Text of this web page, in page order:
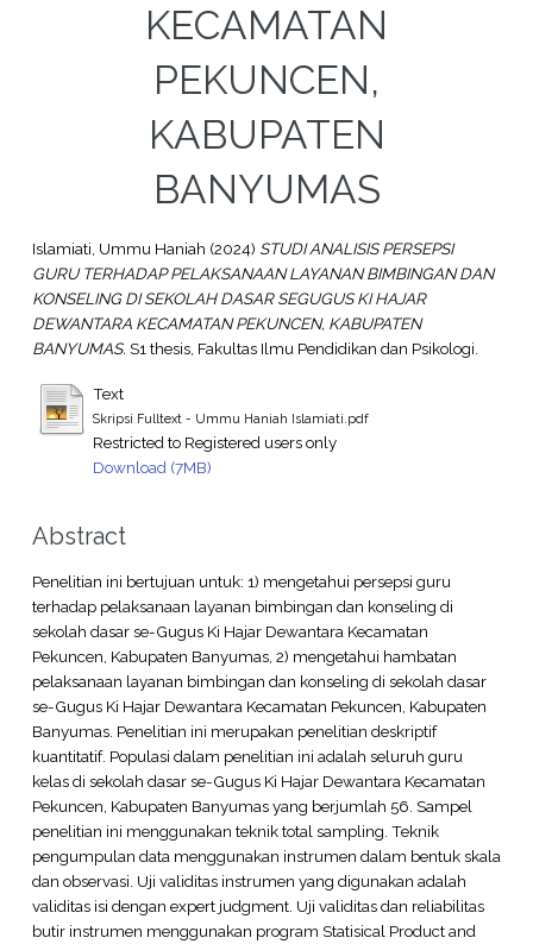
KECAMATAN
PEKUNCEN,
KABUPATEN
BANYUMAS
Islamiati, Ummu Haniah (2024) STUDI ANALISIS PERSEPSI
GURU TERHADAP PELAKSANAAN LAYANAN BIMBINGAN DAN
KONSELING DI SEKOLAH DASAR SEGUGUS KI HAJAR
DEWANTARA KECAMATAN PEKUNCEN, KABUPATEN
BANYUMAS. S1 thesis, Fakultas Ilmu Pendidikan dan Psikologi.
Text
Skripsi Fulltext - Ummu Haniah Islamiati.pdf
Restricted to Registered users only
Download (7MB)
Abstract
Penelitian ini bertujuan untuk: 1) mengetahui persepsi guru
terhadap pelaksanaan layanan bimbingan dan konseling di
sekolah dasar se-Gugus Ki Hajar Dewantara Kecamatan
Pekuncen, Kabupaten Banyumas, 2) mengetahui hambatan
pelaksanaan layanan bimbingan dan konseling di sekolah dasar
se-Gugus Ki Hajar Dewantara Kecamatan Pekuncen, Kabupaten
Banyumas. Penelitian ini merupakan penelitian deskriptif
kuantitatif. Populasi dalam penelitian ini adalah seluruh guru
kelas di sekolah dasar se-Gugus Ki Hajar Dewantara Kecamatan
Pekuncen, Kabupaten Banyumas yang berjumlah 56. Sampel
penelitian ini menggunakan teknik total sampling. Teknik
pengumpulan data menggunakan instrumen dalam bentuk skala
dan observasi. Uji validitas instrumen yang digunakan adalah
validitas isi dengan expert judgment. Uji validitas dan reliabilitas
butir instrumen menggunakan program Statisical Product and